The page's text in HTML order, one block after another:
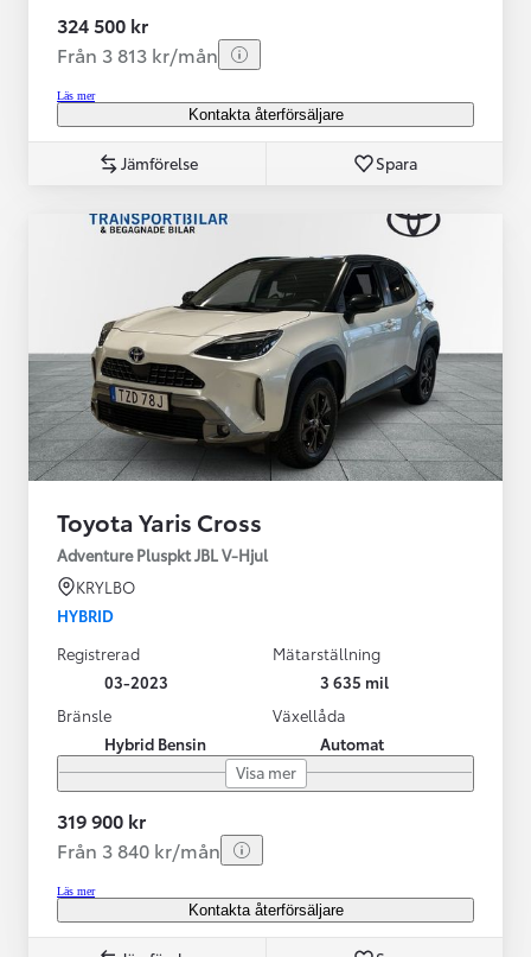
324 500 kr
Från 3 813 kr/mån
Läs mer
Kontakta återförsäljare
Jämförelse Spara
Toyota Yaris Cross
Adventure Pluspkt JBL V-Hjul
KRYLBO
HYBRID
Registrerad
03-2023
Mätarställning
3 635 mil
Bränsle
Hybrid Bensin
Växellåda
Automat
Visa mer
319 900 kr
Från 3 840 kr/mån
Läs mer
Kontakta återförsäljare